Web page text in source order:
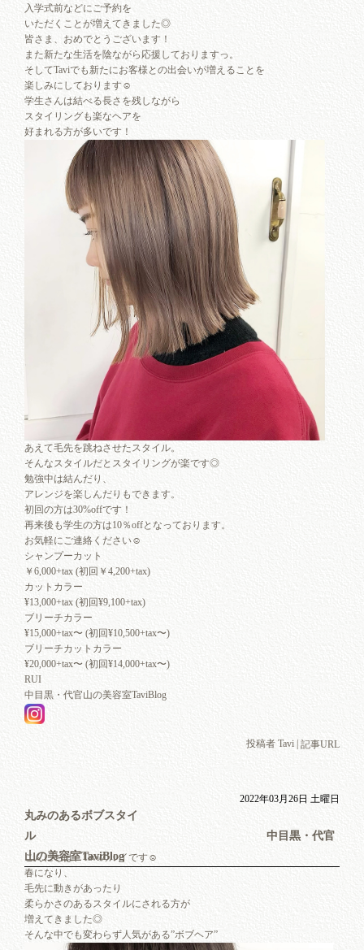
入学式前などにご予約を
いただくことが増えてきました◎
皆さま、おめでとうございます！
また新たな生活を陰ながら応援しておりますっ。
そしてTaviでも新たにお客様との出会いが増えることを
楽しみにしております☺︎
学生さんは結べる長さを残しながら
スタイリングも楽なヘアを
好まれる方が多いです！
あえて毛先を跳ねさせたスタイル。
そんなスタイルだとスタイリングが楽です◎
勉強中は結んだり、
アレンジを楽しんだりもできます。
初回の方は30%offです！
再来後も学生の方は10％offとなっております。
お気軽にご連絡ください☺︎
シャンプーカット
￥6,000+tax (初回￥4,200+tax)
カットカラー
¥13,000+tax (初回¥9,100+tax)
ブリーチカラー
¥15,000+tax〜 (初回¥10,500+tax〜)
ブリーチカットカラー
¥20,000+tax〜 (初回¥14,000+tax〜)
RUI
中目黒・代官山の美容室TaviBlog
投稿者 Tavi | 記事URL
2022年03月26日 土曜日
丸みのあるボブスタイ
ル 中目黒・代官
山の美容室TaviBlog
こんにちは、Taviのルイです☺︎
春になり、
毛先に動きがあったり
柔らかさのあるスタイルにされる方が
増えてきました◎
そんな中でも変わらず人気がある”ボブヘア”